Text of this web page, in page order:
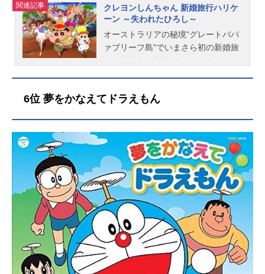
関連記事
クレヨンしんちゃん 新婚旅行ハリケ
ーン ～失われたひろし～
オーストラリアの秘境“グレートババ
ァブリーフ島”でいまさら初の新婚旅
の村で行われていたド派手な結婚式
き……その島には、50年に一度、金
環日食の日にお姫様に花婿を差し出
すことで、ご褒美としてお宝が得ら
れるという伝説があった。その花婿
に選ばれてしまったのが、ひろしだ
ったのだ。まさかの“ひろし”＝お宝の
カギ！！仮面族ＶＳ世界中のトレジ
ャーハンターＶＳ野原一家の超熾烈
な三つ巴のひろし争奪戦がぼっ
発！！！果たして、しんのすけたち
は、ひろしを奪還し、無事に春日部
6位 夢をかなえてドラえもん